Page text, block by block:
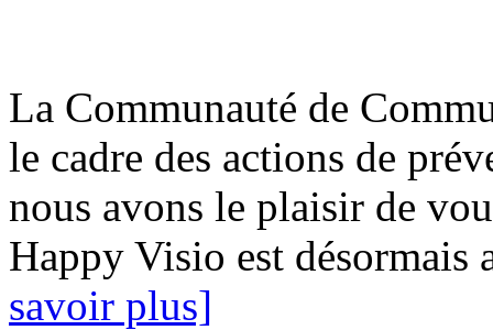
La Communauté de
le cadre des actions de
nous avons le plaisir de
Happy Visio est désormais
savoir plus]